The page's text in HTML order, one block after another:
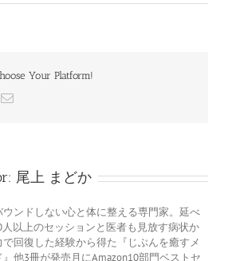
Your Platform!
電
尾上 まどか
ンドしない心と体に整える専門家。延べ
人以上のセッションと医者も見放す病状か
で回復した経験から得た『じぶんを癒すメ
』他3冊が発売月にAmazon10部門ベストセ